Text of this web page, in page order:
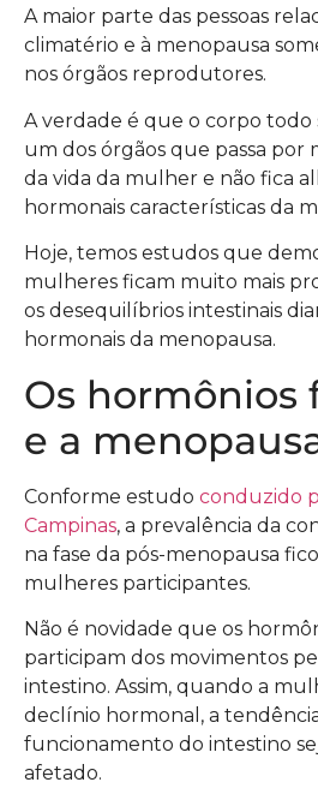
A maior parte das pessoas
climatério e à menopausa
nos órgãos reprodutores.
A verdade é que o corpo todo
um dos órgãos que passa por
da vida da mulher e não fica
hormonais características da
Hoje, temos estudos que
mulheres ficam muito mais
os desequilíbrios intestinais
hormonais da menopausa.
Os hormônios
e a
Conforme estudo conduzido
Campinas, a prevalência da
na fase da pós-menopausa
mulheres participantes.
Não é novidade que os
participam dos movimentos
intestino. Assim, quando a
declínio hormonal, a
funcionamento do intestino
afetado.